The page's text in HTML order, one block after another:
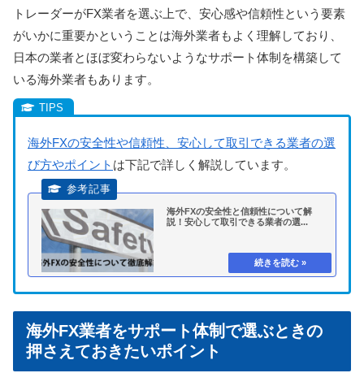
トレーダーがFX業者を選ぶ上で、安心感や信頼性という要素
がいかに重要かということは海外業者もよく理解しており、
日本の業者とほぼ変わらないようなサポート体制を構築して
いる海外業者もあります。
海外FXの安全性や信頼性、安心して取引できる業者の選
び方やポイント は下記で詳しく解説しています。
海外FXの安全性と信頼性について解
説！安心して取引できる業者の選...
海外FX業者をサポート体制で選ぶときの
押さえておきたいポイント